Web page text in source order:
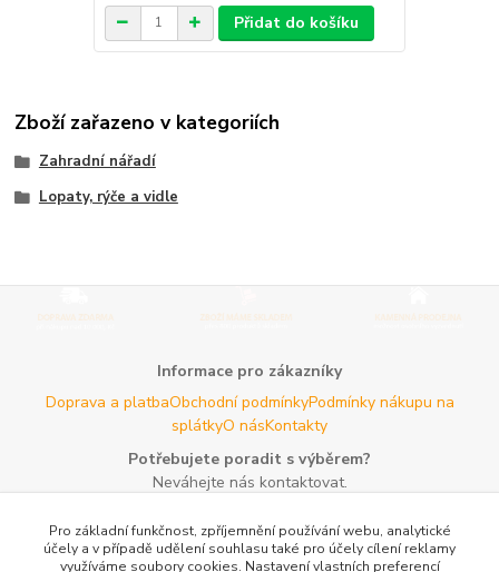
Přidat do košíku
Zboží zařazeno v kategoriích
Zahradní nářadí
Lopaty, rýče a vidle
Informace pro zákazníky
Doprava a platbaObchodní podmínkyPodmínky nákupu na
splátkyO násKontakty
Potřebujete poradit s výběrem?
Neváhejte nás kontaktovat.
Email:info@agroczechia.cz- kdykoliv
Pro základní funkčnost, zpříjemnění používání webu, analytické
účely a v případě udělení souhlasu také pro účely cílení reklamy
využíváme soubory cookies. Nastavení vlastních preferencí